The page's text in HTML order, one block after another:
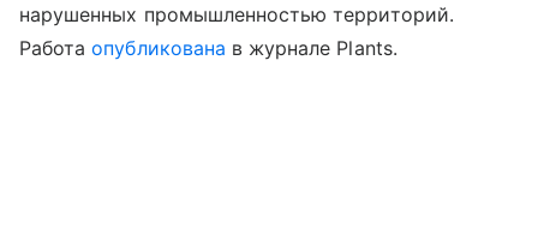
нарушенных промышленностью территорий.
Работаопубликована в журнале Plants.